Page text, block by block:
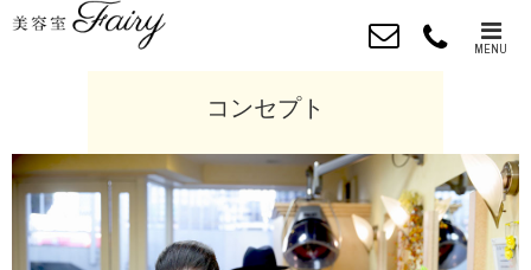
MENU
コンセプト